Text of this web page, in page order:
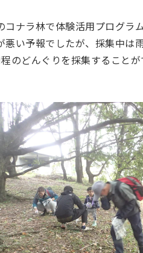
コナラ林で体験活用プログラ
悪い予報でしたが、採集中は
のどんぐりを採集すること